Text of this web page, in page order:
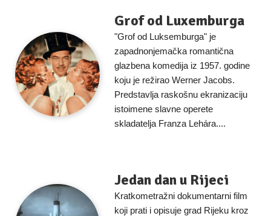
Grof od Luxemburga
"Grof od Luksemburga" je
zapadnonjemačka romantična
glazbena komedija iz 1957. godine
koju je režirao Werner Jacobs.
Predstavlja raskošnu ekranizaciju
istoimene slavne operete
skladatelja Franza Lehára....
Jedan dan u Rijeci
Kratkometražni dokumentarni film
koji prati i opisuje grad Rijeku kroz